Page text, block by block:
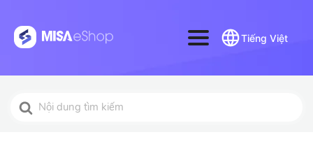
Tiếng Việt
Tìm
kiếm